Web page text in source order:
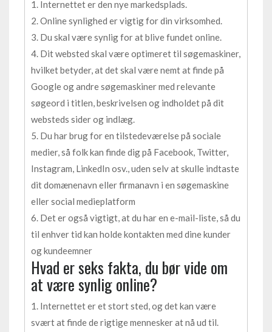
1. Internettet er den nye markedsplads.
2. Online synlighed er vigtig for din virksomhed.
3. Du skal være synlig for at blive fundet online.
4. Dit websted skal være optimeret til søgemaskiner,
hvilket betyder, at det skal være nemt at finde på
Google og andre søgemaskiner med relevante
søgeord i titlen, beskrivelsen og indholdet på dit
websteds sider og indlæg.
5. Du har brug for en tilstedeværelse på sociale
medier, så folk kan finde dig på Facebook, Twitter,
Instagram, LinkedIn osv., uden selv at skulle indtaste
dit domænenavn eller firmanavn i en søgemaskine
eller social medieplatform
6. Det er også vigtigt, at du har en e-mail-liste, så du
til enhver tid kan holde kontakten med dine kunder
og kundeemner
Hvad er seks fakta, du bør vide om
at være synlig online?
1. Internettet er et stort sted, og det kan være
svært at finde de rigtige mennesker at nå ud til.